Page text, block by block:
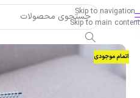
Skip to navigation
Skip to main content
اتمام موجودی